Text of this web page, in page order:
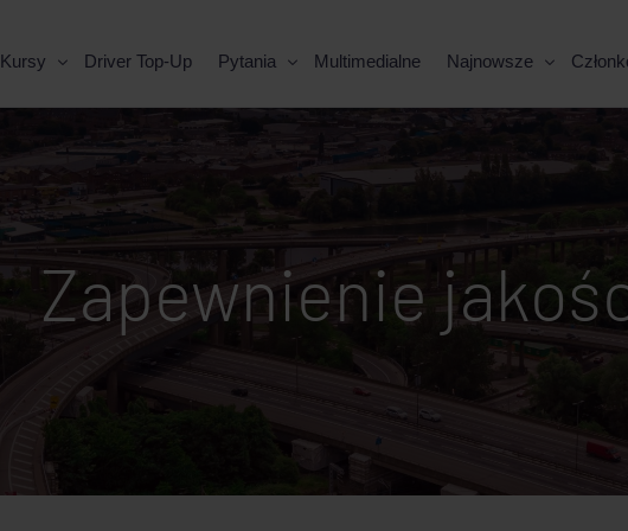
Kursy Driver Top-Up Pytania Multimedialne Najnowsze
Zapewnienie